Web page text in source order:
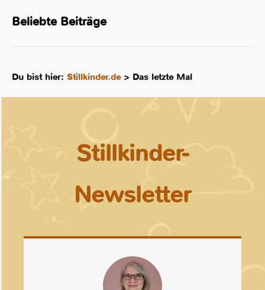
Beliebte Beiträge
Du bist hier: Stillkinder.de> Das letzte Mal
Stillkinder-
Newsletter